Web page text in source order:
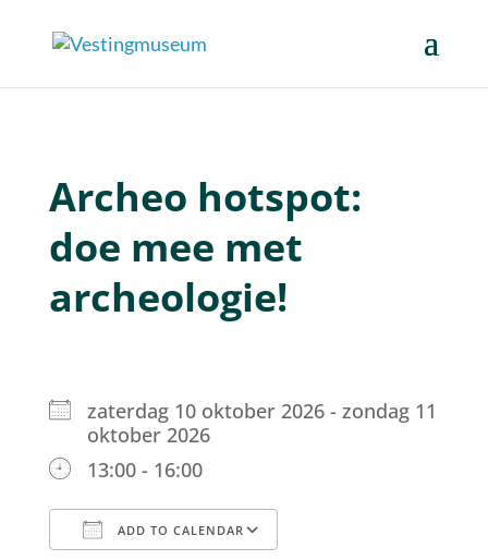
Archeo hotspot:
doe mee met
archeologie!
zaterdag 10 oktober 2026 - zondag 11
oktober 2026
13:00 - 16:00
ADD TO CALENDAR